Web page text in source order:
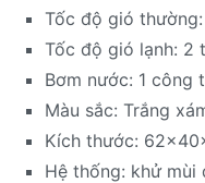
Tốc độ gió
Tốc độ gió lạnh: 2
Bơm nước: 1 công
Màu sắc: Trắng
Kích thước:
Hệ thống: khử mùi